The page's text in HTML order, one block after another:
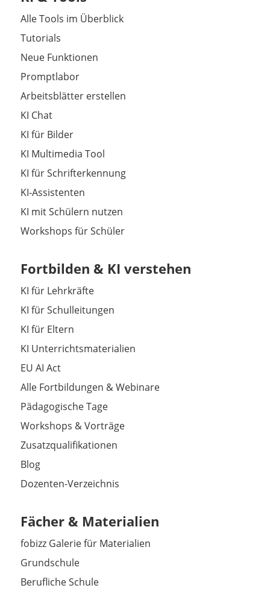
Alle Tools im Überblick
Tutorials
Neue Funktionen
Promptlabor
Arbeitsblätter erstellen
KI Chat
KI für Bilder
KI Multimedia Tool
KI für Schrifterkennung
KI-Assistenten
KI mit Schülern nutzen
Workshops für Schüler
Fortbilden & KI verstehen
KI für Lehrkräfte
KI für Schulleitungen
KI für Eltern
KI Unterrichtsmaterialien
EU AI Act
Alle Fortbildungen & Webinare
Pädagogische Tage
Workshops & Vorträge
Zusatzqualifikationen
Blog
Dozenten-Verzeichnis
Fächer & Materialien
fobizz Galerie für Materialien
Grundschule
Berufliche Schule